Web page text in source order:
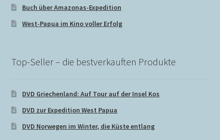
Reset Password
Sind zur Zeit unterwegs, Bestellungen wieder ab dem
Versandmethoden
Warenkorb
Buch über Amazonas-Expedition
West-Papua im Kino voller Erfolg
Top-Seller – die bestverkauften Produkte
DVD Griechenland: Auf Tour auf der Insel Kos
DVD zur Expedition West Papua
DVD Norwegen im Winter, die Küste entlang